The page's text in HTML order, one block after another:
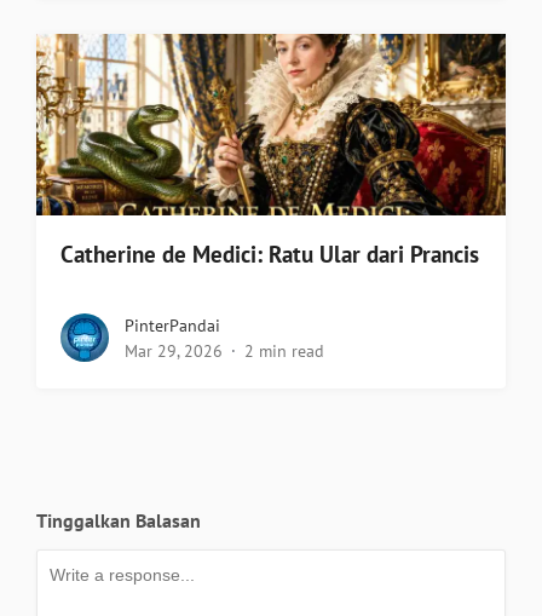
Catherine de Medici: Ratu Ular dari Prancis
PinterPandai
Mar 29, 2026
2 min read
Tinggalkan Balasan